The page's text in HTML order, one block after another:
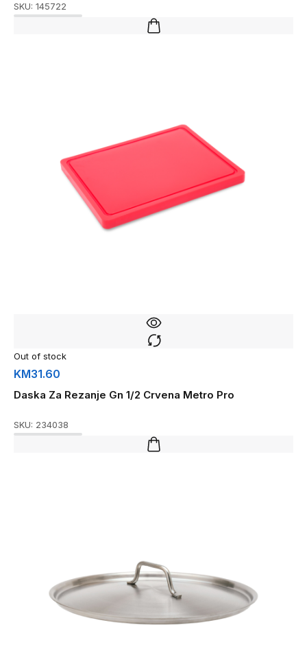
SKU: 145722
Out of stock
KM31.60
Daska Za Rezanje Gn 1/2 Crvena Metro Pro
SKU: 234038